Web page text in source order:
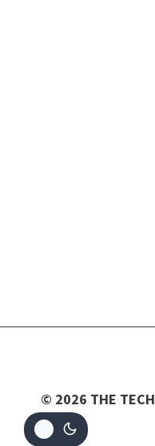
© 2026 THE TECH